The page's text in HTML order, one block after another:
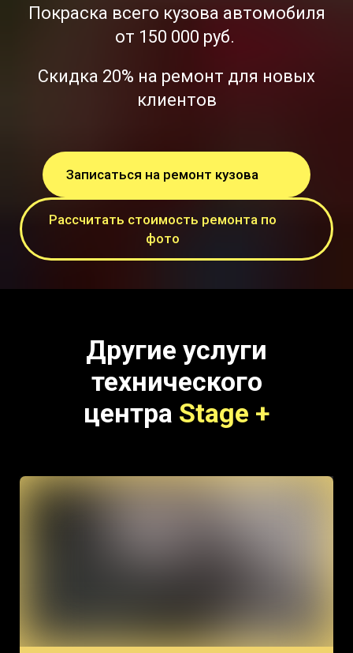
Покраска всего кузова автомобиля
от 150 000 руб.
Скидка 20% на ремонт для новых
клиентов
Записаться на ремонт кузова
Рассчитать стоимость ремонта по
фото
Другие услуги
технического
центра Stage +